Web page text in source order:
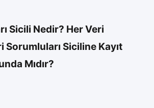
Sicili Nedir? Her Veri
Sorumluları Siciline Kayıt
Mıdır?